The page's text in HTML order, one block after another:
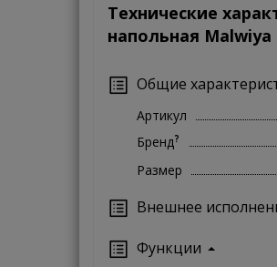
Технические
напольная Malwiya
Общие
Артикул
Бренд?
Размер
Внешнее
Функции